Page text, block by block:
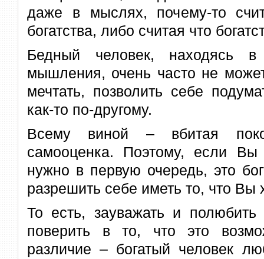
даже в мыслях, почему-то
богатства, либо считая что
Бедный человек, находясь в
мышления, очень часто не
мечтать, позволить себе
как-то по-другому.
Всему виной – вбитая
самооценка. Поэтому, если Вы
нужно в первую очередь, это
разрешить себе иметь то, что Вы
То есть, зауважать и
поверить в то, что это
различие – богатый человек